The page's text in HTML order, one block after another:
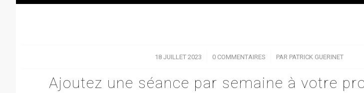
18 JUILLET 2023
/ 0 COMMENTAIRES
/ PAR PATRICK GUERINET
Ajoutez une séance par semaine à votre